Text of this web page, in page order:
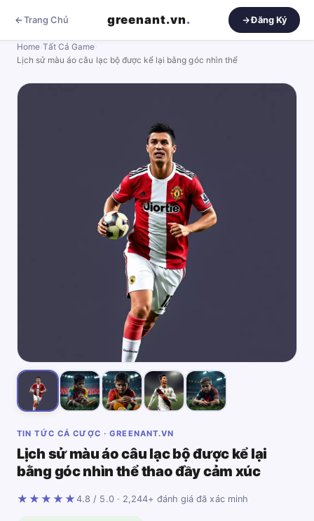
Trang Chủ greenant.vn. Đăng Ký
Home ›Tất Cả Game
Lịch sử màu áo câu lạc bộ được kể lại bằng góc nhìn thể
TIN TỨC CÁ CƯỢC · GREENANT.VN
Lịch sử màu áo câu lạc bộ được kể lại
bằng góc nhìn thể thao đầy cảm xúc
★★★★★ 4.8 / 5.0 · 2,244+ đánh giá đã xác minh